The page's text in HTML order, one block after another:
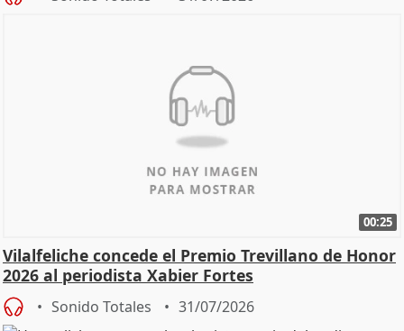
00:25
Vilalfeliche concede el Premio Trevillano de Honor
2026 al periodista Xabier Fortes
Sonido Totales 31/07/2026